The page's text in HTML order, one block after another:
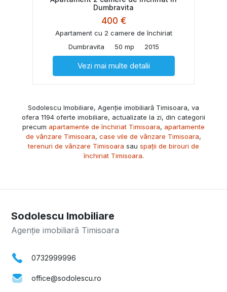
Dumbravita
400 €
Apartament cu 2 camere de închiriat
Dumbravita
50 mp 2015
Vezi mai multe detalii
Sodolescu Imobiliare, Agenție imobiliară Timisoara, va
ofera 1194 oferte imobiliare, actualizate la zi, din categorii
precum apartamente de închiriat Timisoara, apartamente
de vânzare Timisoara, case vile de vânzare Timisoara,
terenuri de vânzare Timisoara sau spații de birouri de
închiriat Timisoara.
Sodolescu Imobiliare
Agenție imobiliară Timisoara
0732999996
office@sodolescu.ro